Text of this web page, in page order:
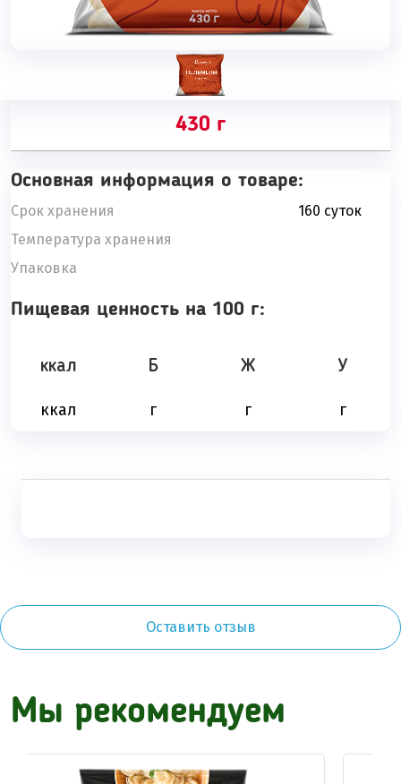
430 г
Основная информация о товаре:
Срок хранения
160 суток
Температура хранения
Упаковка
Пищевая ценность на 100 г:
ккал Б Ж У
ккал г г г
Оставить отзыв
Мы рекомендуем